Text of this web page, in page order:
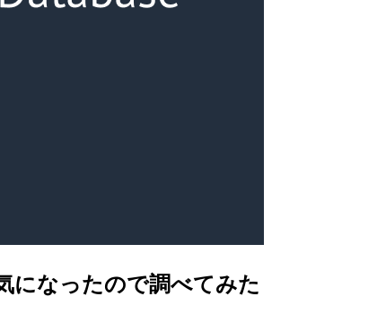
になったので調べてみた